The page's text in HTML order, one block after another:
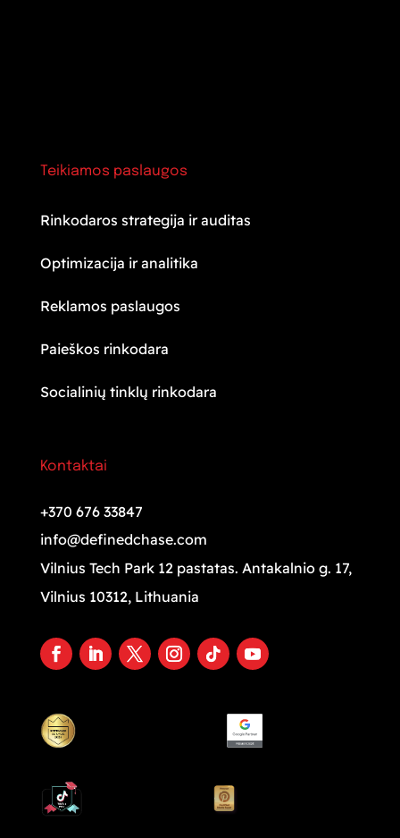
Teikiamos paslaugos
Rinkodaros strategija ir auditas
Optimizacija ir analitika
Reklamos paslaugos
Paieškos rinkodara
Socialinių tinklų rinkodara
Kontaktai
+370 676 33847
info@definedchase.com
Vilnius Tech Park 12 pastatas. Antakalnio g. 17,
Vilnius 10312, Lithuania